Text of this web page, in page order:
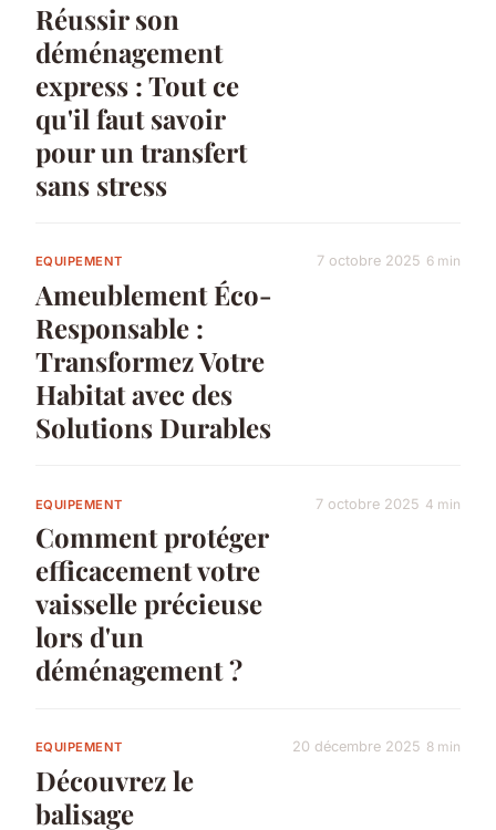
Réussir son
déménagement
express : Tout ce
qu'il faut savoir
pour un transfert
sans stress
EQUIPEMENT
Ameublement Éco-
Responsable :
Transformez Votre
Habitat avec des
Solutions Durables
7 octobre 2025 6 min
EQUIPEMENT
Comment protéger
efficacement votre
vaisselle précieuse
lors d'un
déménagement ?
7 octobre 2025 4 min
EQUIPEMENT
Découvrez le
balisage
20 décembre 2025 8 min